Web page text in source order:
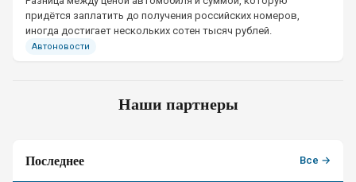
придётся заплатить до получения российских номеров,
иногда достигает нескольких сотен тысяч рублей.
Автоновости
Наши партнеры
Последнее Все →